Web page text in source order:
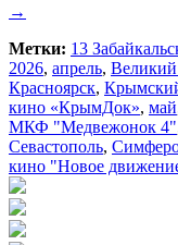
→
Метки: 13
2026, апрель,
Красноярск,
кино «КрымДок», май
МКФ "Медвежонок 4"
Севастополь,
кино "Новое